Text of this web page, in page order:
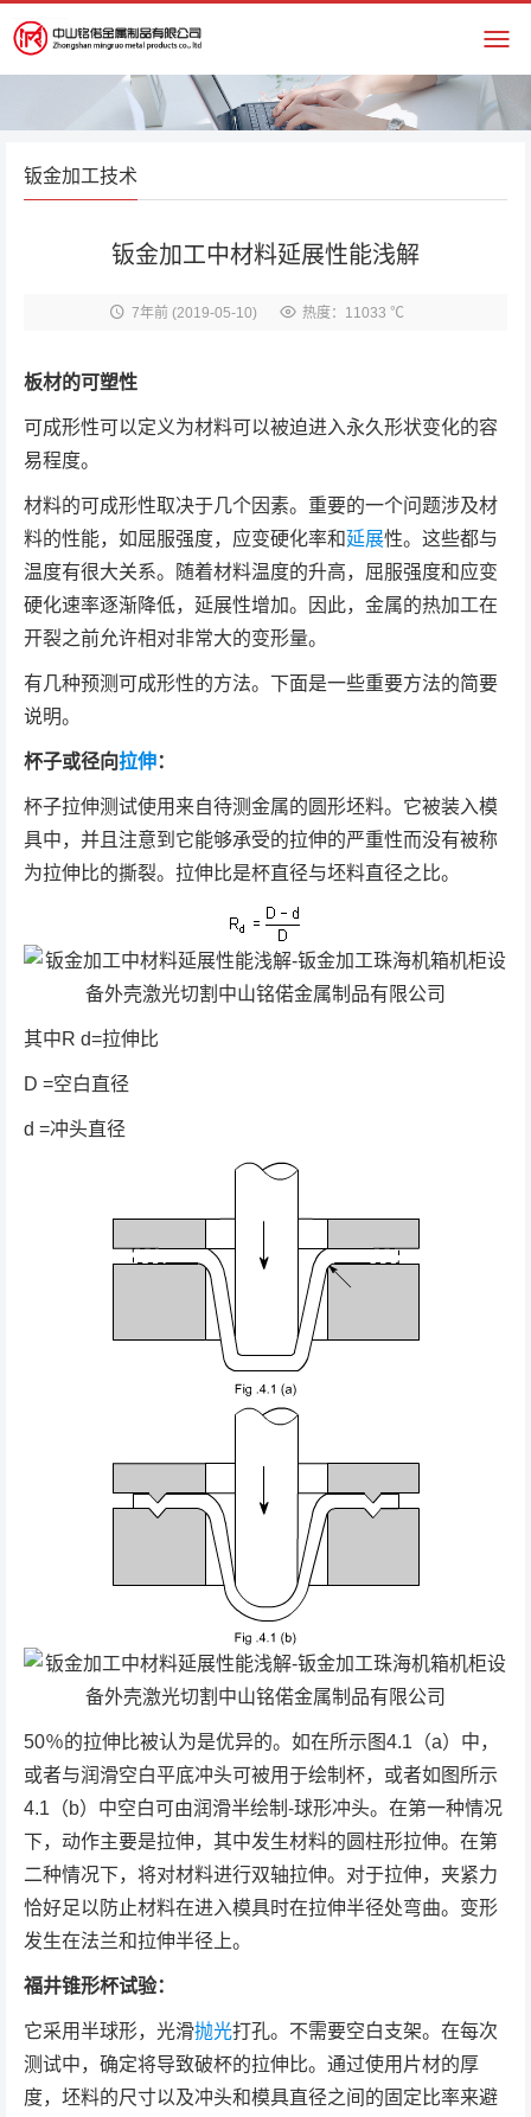
钣金加工技术
钣金加工中材料延展性能浅解
7年前 (2019-05-10) 热度：11033 ℃
板材的可塑性
可成形性可以定义为材料可以被迫进入永久形状变化的容
易程度。
材料的可成形性取决于几个因素。重要的一个问题涉及材
料的性能，如屈服强度，应变硬化率和延展性。这些都与
温度有很大关系。随着材料温度的升高，屈服强度和应变
硬化速率逐渐降低，延展性增加。因此，金属的热加工在
开裂之前允许相对非常大的变形量。
有几种预测可成形性的方法。下面是一些重要方法的简要
说明。
杯子或径向拉伸：
杯子拉伸测试使用来自待测金属的圆形坯料。它被装入模
具中，并且注意到它能够承受的拉伸的严重性而没有被称
为拉伸比的撕裂。拉伸比是杯直径与坯料直径之比。
其中R d=拉伸比
D =空白直径
d =冲头直径
50％的拉伸比被认为是优异的。如在所示图4.1（a）中，
或者与润滑空白平底冲头可被用于绘制杯，或者如图所示
4.1（b）中空白可由润滑半绘制-球形冲头。在第一种情况
下，动作主要是拉伸，其中发生材料的圆柱形拉伸。在第
二种情况下，将对材料进行双轴拉伸。对于拉伸，夹紧力
恰好足以防止材料在进入模具时在拉伸半径处弯曲。变形
发生在法兰和拉伸半径上。
福井锥形杯试验：
它采用半球形，光滑抛光打孔。不需要空白支架。在每次
测试中，确定将导致破杯的拉伸比。通过使用片材的厚
度，坯料的尺寸以及冲头和模具直径之间的固定比率来避